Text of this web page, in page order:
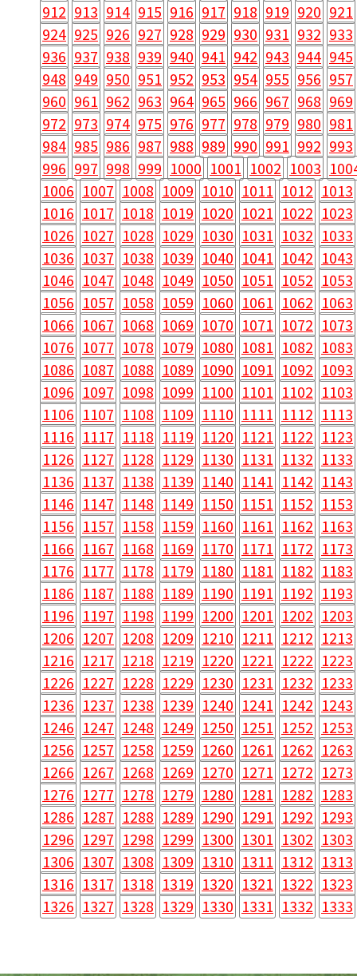
912 913 914 915 916 917 918 919 920 921
924 925 926 927 928 929 930 931 932 933
936 937 938 939 940 941 942 943 944 945
948 949 950 951 952 953 954 955 956 957
960 961 962 963 964 965 966 967 968 969
972 973 974 975 976 977 978 979 980 981
984 985 986 987 988 989 990 991 992 993
996 997 998 999 1000 1001 1002 1003
1006 1007 1008 1009 1010 1011 1012 1013
1016 1017 1018 1019 1020 1021 1022 1023
1026 1027 1028 1029 1030 1031 1032 1033
1036 1037 1038 1039 1040 1041 1042 1043
1046 1047 1048 1049 1050 1051 1052 1053
1056 1057 1058 1059 1060 1061 1062 1063
1066 1067 1068 1069 1070 1071 1072 1073
1076 1077 1078 1079 1080 1081 1082 1083
1086 1087 1088 1089 1090 1091 1092 1093
1096 1097 1098 1099 1100 1101 1102 1103
1106 1107 1108 1109 1110 1111 1112 1113
1116 1117 1118 1119 1120 1121 1122 1123
1126 1127 1128 1129 1130 1131 1132 1133
1136 1137 1138 1139 1140 1141 1142 1143
1146 1147 1148 1149 1150 1151 1152 1153
1156 1157 1158 1159 1160 1161 1162 1163
1166 1167 1168 1169 1170 1171 1172 1173
1176 1177 1178 1179 1180 1181 1182 1183
1186 1187 1188 1189 1190 1191 1192 1193
1196 1197 1198 1199 1200 1201 1202 1203
1206 1207 1208 1209 1210 1211 1212 1213
1216 1217 1218 1219 1220 1221 1222 1223
1226 1227 1228 1229 1230 1231 1232 1233
1236 1237 1238 1239 1240 1241 1242 1243
1246 1247 1248 1249 1250 1251 1252 1253
1256 1257 1258 1259 1260 1261 1262 1263
1266 1267 1268 1269 1270 1271 1272 1273
1276 1277 1278 1279 1280 1281 1282 1283
1286 1287 1288 1289 1290 1291 1292 1293
1296 1297 1298 1299 1300 1301 1302 1303
1306 1307 1308 1309 1310 1311 1312 1313
1316 1317 1318 1319 1320 1321 1322 1323
1326 1327 1328 1329 1330 1331 1332 1333